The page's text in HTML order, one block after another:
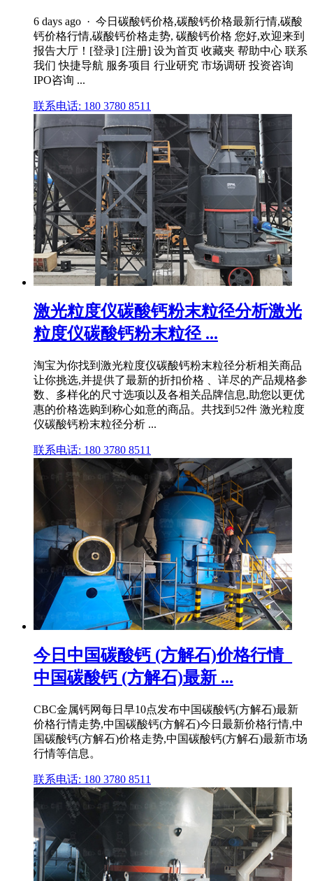
6 days ago · 今日碳酸钙价格,碳酸钙价格最新行情,碳酸
钙价格行情,碳酸钙价格走势, 碳酸钙价格 您好,欢迎来到
报告大厅！[登录] [注册] 设为首页 收藏夹 帮助中心 联系
我们 快捷导航 服务项目 行业研究 市场调研 投资咨询
IPO咨询 ...
联系电话: 180 3780 8511
激光粒度仪碳酸钙粉末粒径分析激光
粒度仪碳酸钙粉末粒径 ...
淘宝为你找到激光粒度仪碳酸钙粉末粒径分析相关商品
让你挑选,并提供了最新的折扣价格 、详尽的产品规格参
数、多样化的尺寸选项以及各相关品牌信息,助您以更优
惠的价格选购到称心如意的商品。共找到52件 激光粒度
仪碳酸钙粉末粒径分析 ...
联系电话: 180 3780 8511
今日中国碳酸钙 (方解石)价格行情_
中国碳酸钙 (方解石)最新 ...
CBC金属钙网每日早10点发布中国碳酸钙(方解石)最新
价格行情走势,中国碳酸钙(方解石)今日最新价格行情,中
国碳酸钙(方解石)价格走势,中国碳酸钙(方解石)最新市场
行情等信息。
联系电话: 180 3780 8511